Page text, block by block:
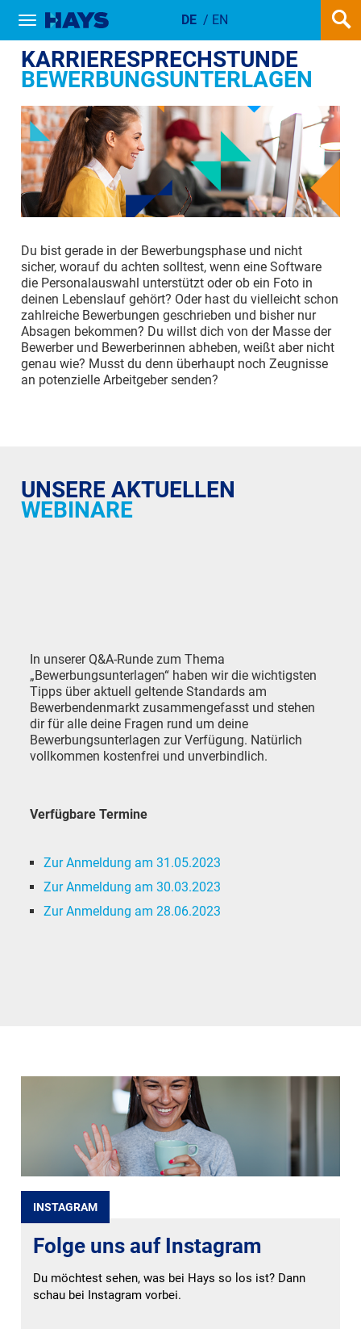
Show / hide navigation DE / EN
HAYS ACADEMY
KARRIERESPRECHSTUNDE
BEWERBUNGSUNTERLAGEN
Du bist gerade in der Bewerbungsphase und nicht
sicher, worauf du achten solltest, wenn eine Software
die Personalauswahl unterstützt oder ob ein Foto in
deinen Lebenslauf gehört? Oder hast du vielleicht schon
zahlreiche Bewerbungen geschrieben und bisher nur
Absagen bekommen? Du willst dich von der Masse der
Bewerber und Bewerberinnen abheben, weißt aber nicht
genau wie? Musst du denn überhaupt noch Zeugnisse
an potenzielle Arbeitgeber senden?
UNSERE AKTUELLEN
WEBINARE
In unserer Q&A-Runde zum Thema
„Bewerbungsunterlagen“ haben wir die wichtigsten
Tipps über aktuell geltende Standards am
Bewerbendenmarkt zusammengefasst und stehen
dir für alle deine Fragen rund um deine
Bewerbungsunterlagen zur Verfügung. Natürlich
vollkommen kostenfrei und unverbindlich.
Verfügbare Termine
Zur Anmeldung am 31.05.2023
Zur Anmeldung am 30.03.2023
Zur Anmeldung am 28.06.2023
INSTAGRAM
Folge uns auf Instagram
Du möchtest sehen, was bei Hays so los ist? Dann
schau bei Instagram vorbei.